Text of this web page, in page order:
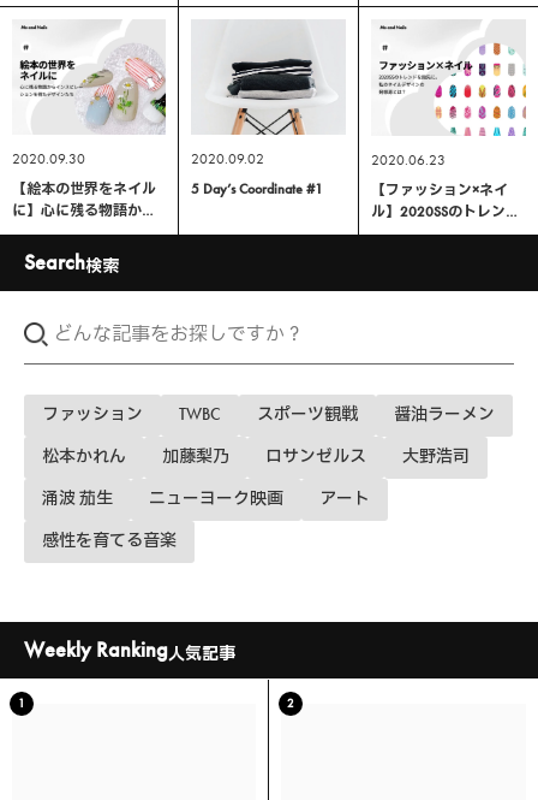
は？｜革靴編 #1
を巡る旅レポート
2020.09.30
【絵本の世界をネイル
に】心に残る物語から
インスピレーションを
得たデザインたち
2020.09.02
5 Day’s Coordinate #1
2020.06.23
【ファッション×ネイ
ル】2020SSのトレンド
を指先に。私のネイル
Search検索
ファッション TWBC スポーツ観戦 醤油ラーメン
松本かれん 加藤梨乃 ロサンゼルス 大野浩司
涌波 茄生 ニューヨーク映画 アート
感性を育てる音楽
Weekly Ranking人気記事
1 2